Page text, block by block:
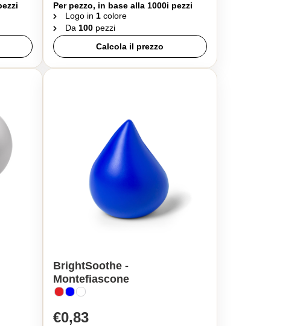
Per pezzo, in base alla 1000i pezzi
Logo in 1colore
Da 100pezzi
Calcola il prezzo
BrightSoothe -
Montefiascone
€0,83